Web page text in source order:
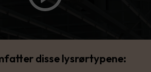
disse lysrørtypene: